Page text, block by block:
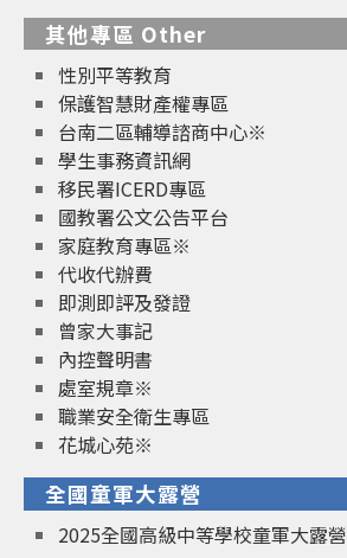
其他專區 Other
性別平等教育
保護智慧財產權專區
台南二區輔導諮商中心※
學生事務資訊網
移民署ICERD專區
國教署公文公告平台
家庭教育專區※
代收代辦費
即測即評及發證
曾家大事記
內控聲明書
處室規章※
職業安全衛生專區
花城心苑※
全國童軍大露營
2025全國高級中等學校童軍大露營